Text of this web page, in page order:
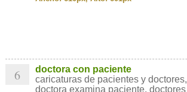
6
doctora con paciente
caricaturas de pacientes y doctores,
doctora examina paciente, doctores